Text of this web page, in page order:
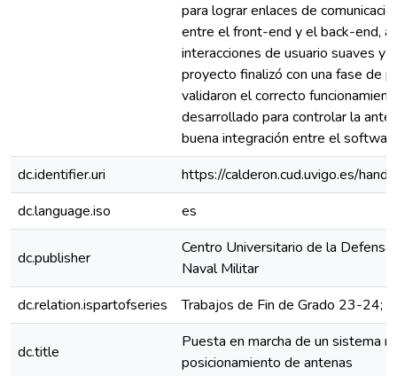
para lograr enlaces de
entre el front-end y el back-end,
interacciones de usuario suaves y
proyecto finalizó con una fase de
validaron el correcto
desarrollado para controlar la
buena integración entre el
dc.identifier.uri
https://calderon.cud.uvigo.es/
dc.language.iso
es
dc.publisher
Centro Universitario de la Defensa
Naval Militar
dc.relation.ispartofseries
Trabajos de Fin de Grado 23-24;
dc.title
Puesta en marcha de un sistema
posicionamiento de antenas